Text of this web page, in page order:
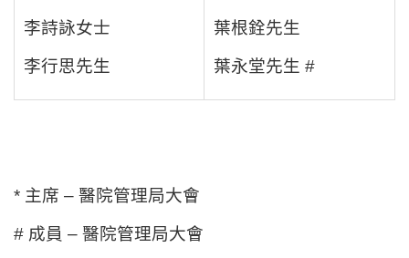
李詩詠女士
李行思先生
葉根銓先生
葉永堂先生 #
* 主席 – 醫院管理局大會
# 成員 – 醫院管理局大會